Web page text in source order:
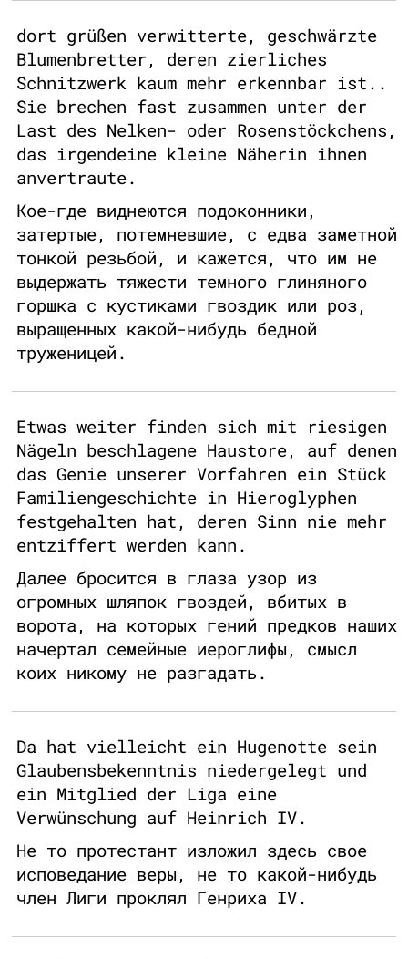
dort grüßen verwitterte, geschwärzte
Blumenbretter, deren zierliches
Schnitzwerk kaum mehr erkennbar ist..
Sie brechen fast zusammen unter der
Last des Nelken- oder Rosenstöckchens,
das irgendeine kleine Näherin ihnen
anvertraute.
Кое-где виднеются подоконники,
затертые, потемневшие, с едва заметной
тонкой резьбой, и кажется, что им не
выдержать тяжести темного глиняного
горшка с кустиками гвоздик или роз,
выращенных какой-нибудь бедной
труженицей.
Etwas weiter finden sich mit riesigen
Nägeln beschlagene Haustore, auf denen
das Genie unserer Vorfahren ein Stück
Familiengeschichte in Hieroglyphen
festgehalten hat, deren Sinn nie mehr
entziffert werden kann.
Далее бросится в глаза узор из
огромных шляпок гвоздей, вбитых в
ворота, на которых гений предков наших
начертал семейные иероглифы, смысл
коих никому не разгадать.
Da hat vielleicht ein Hugenotte sein
Glaubensbekenntnis niedergelegt und
ein Mitglied der Liga eine
Verwünschung auf Heinrich IV.
Не то протестант изложил здесь свое
исповедание веры, не то какой-нибудь
член Лиги проклял Генриха IV.